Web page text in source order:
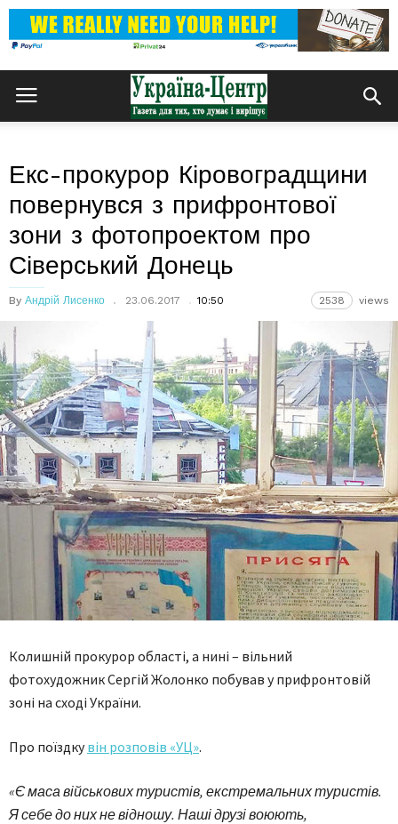
Екс-прокурор Кіровоградщини
повернувся з прифронтової
зони з фотопроектом про
Сіверський Донець
By Андрій Лисенко 23.06.2017 10:50 2538 views
Колишній прокурор області, а нині – вільний
фотохудожник Сергій Жолонко побував у прифронтовій
зоні на сході України.
Про поїздкувін розповів «УЦ».
«Є маса військових туристів, екстремальних туристів.
Я себе до них не відношу. Наші друзі воюють,